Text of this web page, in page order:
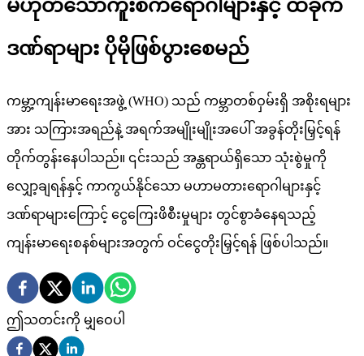
မဟုတ်သောကူးစက်ရောဂါများနှင့် ထိခိုက်
ဒဏ်ရာများ ပိုမိုဖြစ်ပွားစေမည်
ကမ္ဘာ့ကျန်းမာရေးအဖွဲ့ (WHO) သည် ကမ္ဘာတစ်ဝှမ်းရှိ အစိုးရများ
အား သကြားအရည်နဲ့ အရက်အမျိုးမျိုးအပေါ် အခွန်တိုးမြှင့်ရန်
တိုက်တွန်းနေပါသည်။ ၎င်းသည် အန္တရာယ်ရှိသော သုံးစွဲမှုကို
လျှော့ချရန်နှင့် ကာကွယ်နိုင်သော မဟာမတားရောဂါများနှင့်
ဒဏ်ရာများကြောင့် ငွေကြေးဖိစီးမှုများ တွင်စွာခံနေရသည့်
ကျန်းမာရေးစနစ်များအတွက် ဝင်ငွေတိုးမြှင့်ရန် ဖြစ်ပါသည်။
ဤသတင်းကို မျှဝေပါ